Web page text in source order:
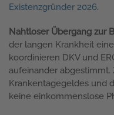
Existenzgründer 2026.
Nahtloser Übergang zur
der langen Krankheit
koordinieren DKV und
aufeinander
Krankentagegeldes und
keine einkommenslose